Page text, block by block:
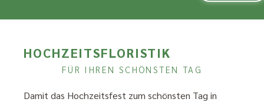
HOCHZEITSFLORISTIK
FÜR IHREN SCHÖNSTEN TAG
Damit das Hochzeitsfest zum schönsten Tag in